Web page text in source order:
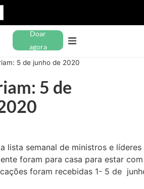
Doar
agora
5 de junho de 2020
5 de
lista semanal de ministros e líderes
foram para casa para estar
foram recebidas 1- 5 de